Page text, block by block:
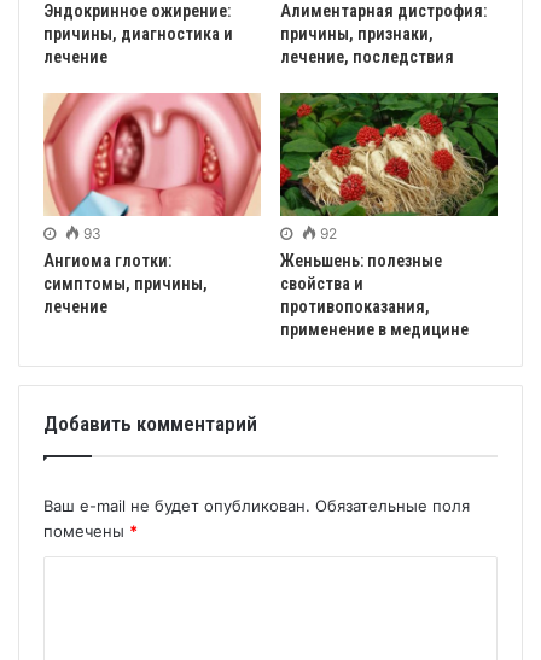
Эндокринное ожирение:
причины, диагностика и
лечение
Алиментарная дистрофия:
причины, признаки,
лечение, последствия
93
Ангиома глотки:
симптомы, причины,
лечение
92
Женьшень: полезные
свойства и
противопоказания,
применение в медицине
Добавить комментарий
Ваш e-mail не будет опубликован. Обязательные поля
помечены *